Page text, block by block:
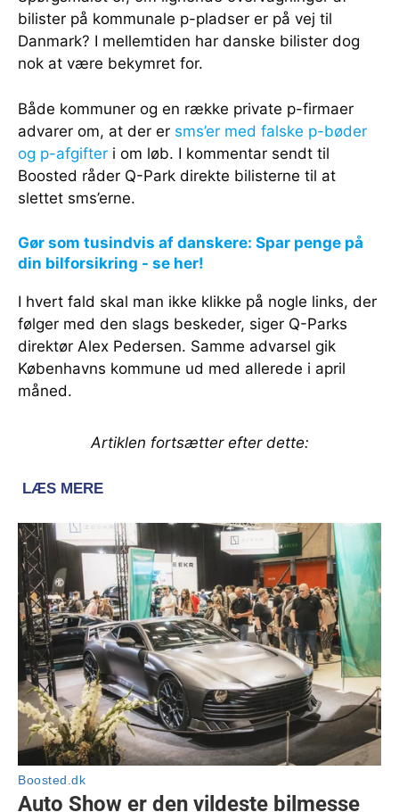
bilister på kommunale p-pladser er på vej til
Danmark? I mellemtiden har danske bilister dog
nok at være bekymret for.
Både kommuner og en række private p-firmaer
advarer om, at der er sms’er med falske p-bøder
og p-afgifter i om løb. I kommentar sendt til
Boosted råder Q-Park direkte bilisterne til at
slettet sms’erne.
Gør som tusindvis af danskere: Spar penge på
din bilforsikring - se her!
I hvert fald skal man ikke klikke på nogle links, der
følger med den slags beskeder, siger Q-Parks
direktør Alex Pedersen. Samme advarsel gik
Københavns kommune ud med allerede i april
måned.
Artiklen fortsætter efter dette: